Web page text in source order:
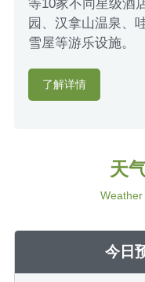
等10家不同星级酒
园、汉拿山温泉、
雪屋等游乐设施。
了解详情
天
Weather
今日